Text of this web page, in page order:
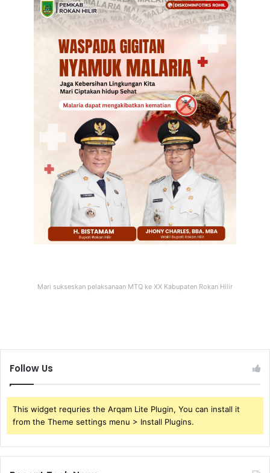
Mari sukseskan pelaksanaan MTQ ke XX Kabupaten Rokan Hilir
Follow Us
This widget requries the Arqam Lite Plugin, You can install it
from the Theme settings menu > Install Plugins.